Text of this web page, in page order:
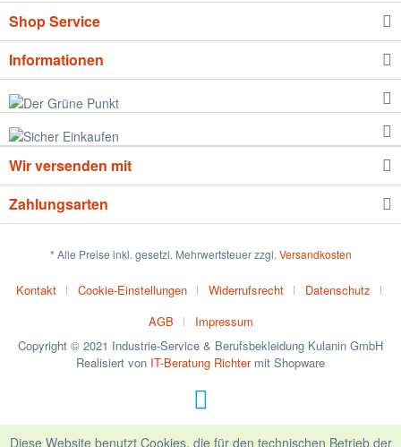
Shop Service
Informationen
Wir versenden mit
Zahlungsarten
* Alle Preise inkl. gesetzl. Mehrwertsteuer zzgl. Versandkosten
Kontakt Cookie-Einstellungen Widerrufsrecht
Datenschutz
AGB
Impressum
Copyright © 2021 Industrie-Service & Berufsbekleidung Kulanin GmbH
Realisiert von IT-Beratung Richtermit Shopware
Diese Website benutzt Cookies, die für den technischen Betrieb der